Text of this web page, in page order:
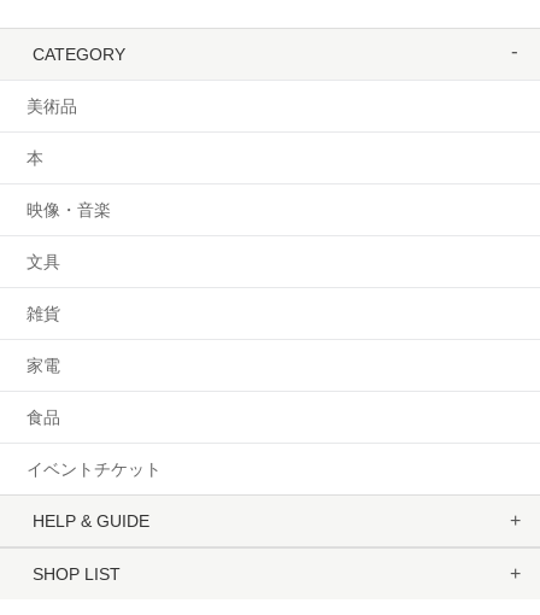
CATEGORY
美術品
本
映像・音楽
文具
雑貨
家電
食品
イベントチケット
HELP & GUIDE
SHOP LIST